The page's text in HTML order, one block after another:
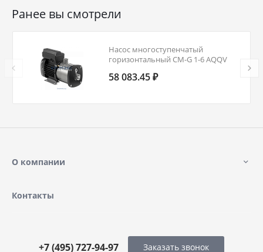
Ранее вы смотрели
Насос многоступенчатый
горизонтальный CM-G 1-6 AQQV
Grundfos 97516679
58 083.45 ₽
О компании
Контакты
+7 (495) 727-94-97 Заказать звонок